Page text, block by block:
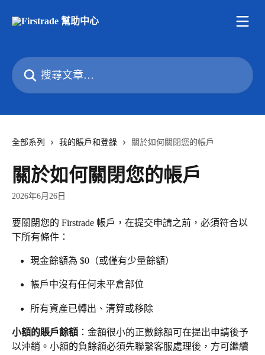
搜尋文章…
全部系列 我的賬戶和登錄 關於如何關閉您的帳戶
關於如何關閉您的帳戶
2026年6月26日
要關閉您的 Firstrade 帳戶，在提交申請之前，必須符合以
下所有條件：
現金餘額為 $0（或僅有少量餘額）
帳戶中沒有任何未平倉部位
所有資產已轉出、清算或移除
小額的賬戶餘額 ：金額很小的正數餘額可在提出申請後予
以沖銷。小額的負餘額必須先聯繫客服處理後，方可繼續